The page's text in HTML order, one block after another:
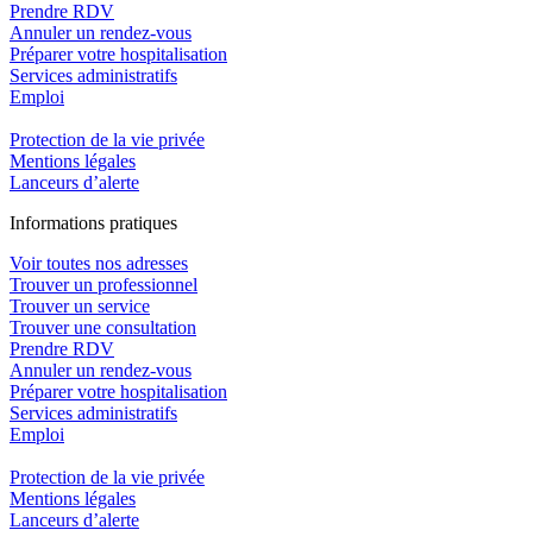
Prendre RDV
Annuler un rendez-vous
Préparer votre hospitalisation
Services administratifs
Emploi​
Protection de la vie privée
Mentions légales
Lanceurs d’alerte
Informations pratiques
Voir toutes nos adresses
Trouver un professionnel
Trouver un service
Trouver une consultation
Prendre RDV
Annuler un rendez-vous
Préparer votre hospitalisation
Services administratifs
Emploi​
Protection de la vie privée
Mentions légales
Lanceurs d’alerte